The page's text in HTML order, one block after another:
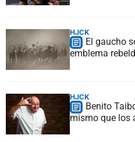
HJCK
El gaucho
emblema
HJCK
Benito
mismo que los